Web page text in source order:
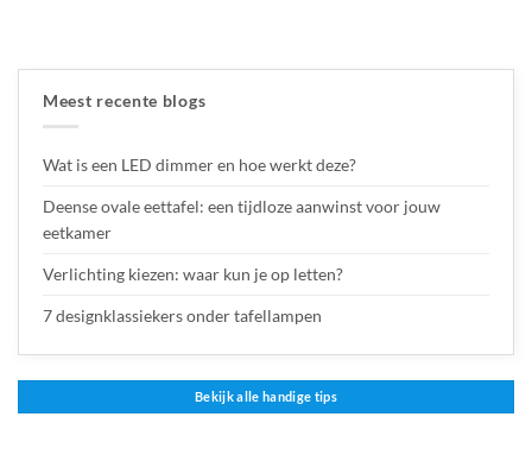
Meest recente blogs
Wat is een LED dimmer en hoe werkt deze?
Deense ovale eettafel: een tijdloze aanwinst voor jouw
eetkamer
Verlichting kiezen: waar kun je op letten?
7 designklassiekers onder tafellampen
Bekijk alle handige tips